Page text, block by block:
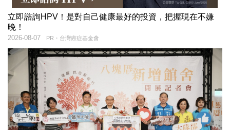
立即諮詢HPV！是對自己健康最好的投資，把握現在不嫌
晚！
PR・台灣癌症基金會
2026-08-07